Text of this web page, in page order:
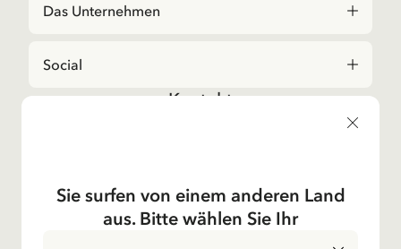
Das Unternehmen
Social
Kontakt
Bei Fragen zu Bestellungen und zum Sortiment,
shop@astridlindgren.com
Wenn Sie Kontakt zu einem Mitarbeitenden des
Sie surfen von einem anderen Land
aus. Bitte wählen Sie Ihr